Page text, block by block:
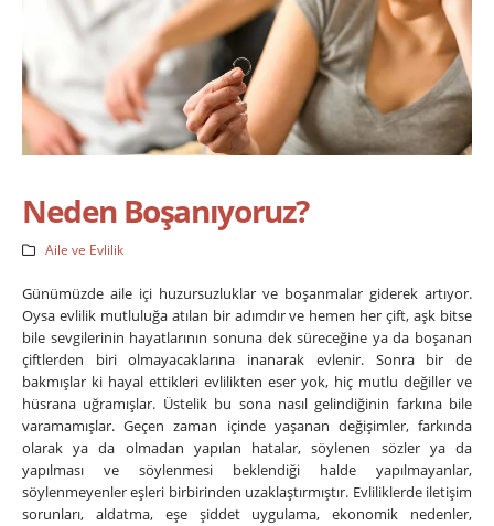
Neden Boşanıyoruz?
Aile ve Evlilik
Günümüzde aile içi huzursuzluklar ve boşanmalar giderek artıyor.
Oysa evlilik mutluluğa atılan bir adımdır ve hemen her çift, aşk bitse
bile sevgilerinin hayatlarının sonuna dek süreceğine ya da boşanan
çiftlerden biri olmayacaklarına inanarak evlenir. Sonra bir de
bakmışlar ki hayal ettikleri evlilikten eser yok, hiç mutlu değiller ve
hüsrana uğramışlar. Üstelik bu sona nasıl gelindiğinin farkına bile
varamamışlar. Geçen zaman içinde yaşanan değişimler, farkında
olarak ya da olmadan yapılan hatalar, söylenen sözler ya da
yapılması ve söylenmesi beklendiği halde yapılmayanlar,
söylenmeyenler eşleri birbirinden uzaklaştırmıştır. Evliliklerde iletişim
sorunları, aldatma, eşe şiddet uygulama, ekonomik nedenler,